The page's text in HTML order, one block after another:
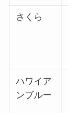
さくら
ハワイア
ンブルー